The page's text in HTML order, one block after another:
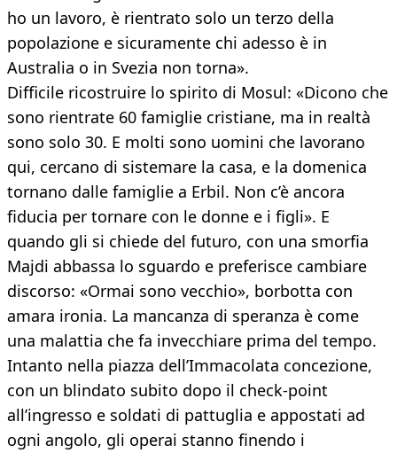
ho un lavoro, è rientrato solo un terzo della
popolazione e sicuramente chi adesso è in
Australia o in Svezia non torna».
Difficile ricostruire lo spirito di Mosul: «Dicono che
sono rientrate 60 famiglie cristiane, ma in realtà
sono solo 30. E molti sono uomini che lavorano
qui, cercano di sistemare la casa, e la domenica
tornano dalle famiglie a Erbil. Non c’è ancora
fiducia per tornare con le donne e i figli». E
quando gli si chiede del futuro, con una smorfia
Majdi abbassa lo sguardo e preferisce cambiare
discorso: «Ormai sono vecchio», borbotta con
amara ironia. La mancanza di speranza è come
una malattia che fa invecchiare prima del tempo.
Intanto nella piazza dell’Immacolata concezione,
con un blindato subito dopo il check-point
all’ingresso e soldati di pattuglia e appostati ad
ogni angolo, gli operai stanno finendo i